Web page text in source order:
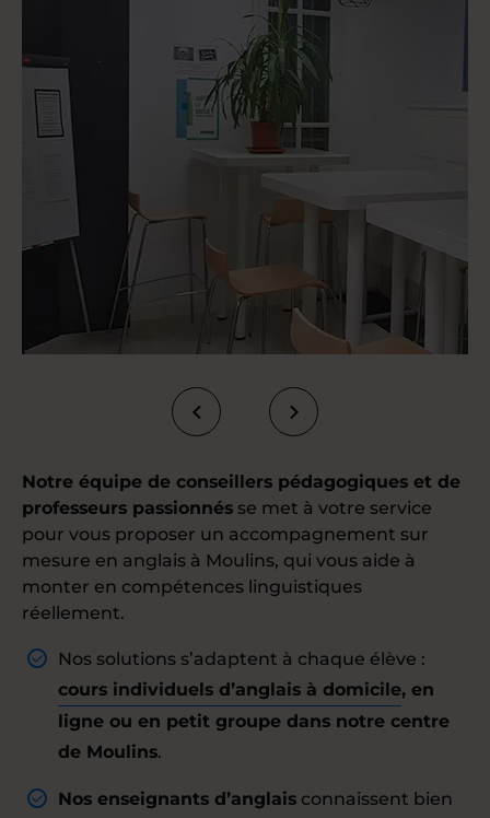
Notre équipe de conseillers pédagogiques et de
professeurs passionnés se met à votre service
pour vous proposer un accompagnement sur
mesure en anglais à Moulins, qui vous aide à
monter en compétences linguistiques
réellement.
Nos solutions s’adaptent à chaque élève :
cours individuels d’anglais à domicile, en
ligne ou en petit groupe dans notre centre
de Moulins.
Nos enseignants d’anglais connaissent bien